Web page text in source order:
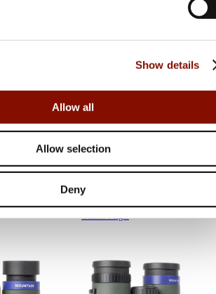
Show details
Allow all
Allow selection
Deny
Focus Optics
Mountain | 8x33
1 499 kr
Online: I lager